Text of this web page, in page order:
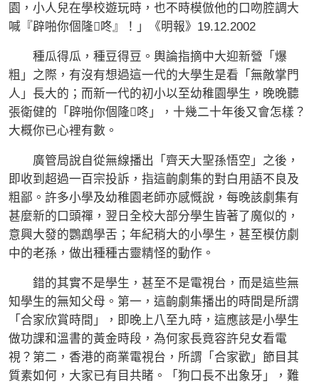
園，小人兒在學校遊玩時，也不時模倣他的口吻腔調大
喊『辟啪你個隆咚』！」《明報》19.12.2002
種瓜得瓜，種豆得豆。輿論指摘中大迎新營「爆
粗」之際，有沒有想過這一代的大學生是看「無敵掌門
人」長大的；而新一代的初小以至幼稚園學生，晚晚聽
張衛健的「辟啪你個隆咚」，十幾二十年後又會怎樣？
大概你已心裡有數。
廣管局說自從無線播出「齊天大聖孫悟空」之後，
即收到超過一百宗投訴，指這齣劇集的對白用語不良及
粗鄙。許多小學及幼稚園老師亦感慨說，每晚該劇集有
甚麼新的口頭禪，翌日全校大部分學生皆著了魔似的，
意興大發的鸚鵡學舌；年紀稍大的小學生，甚至模仿劇
中的老孫，做出種種古靈精怪的動作。
錯的其實不是學生，甚至不是電視台，而是這些無
知學生的無知父母。第一，這齣劇集播出的時間是所謂
「合家欣賞時間」，即晚上八至九時，這應該是小學生
做功課和溫書的黃金時段，為何家長竟容許兒女看電
視？第二，香港的商業電視台，所謂「合家歡」節目其
質素如何，大家已有目共睹。「狗口長不出象牙」，難